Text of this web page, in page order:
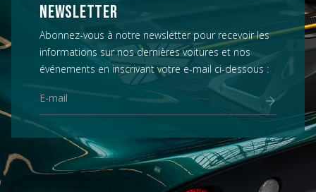
NEWSLETTER
Abonnez-vous à notre newsletter pour recevoir les
informations sur nos dernières voitures et nos
événements en inscrivant votre e-mail ci-dessous :